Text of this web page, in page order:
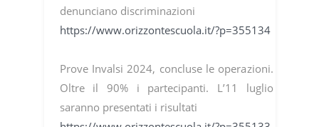
denunciano discriminazioni
https://www.orizzontescuola.it/?p=355134
Prove Invalsi 2024, concluse le operazioni.
Oltre il 90% i partecipanti. L’11 luglio
saranno presentati i risultati